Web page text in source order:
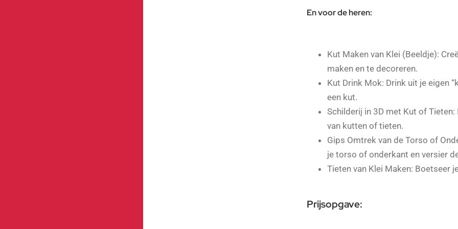
En voor de heren:
Kut Maken van Klei (Beeldje):
maken en te decoreren.
Kut Drink Mok: Drink uit je eigen
een kut.
Schilderij in 3D met Kut of
van kutten of tieten.
Gips Omtrek van de Torso of
je torso of onderkant en versier
Tieten van Klei Maken: Boetseer
Prijsopgave: